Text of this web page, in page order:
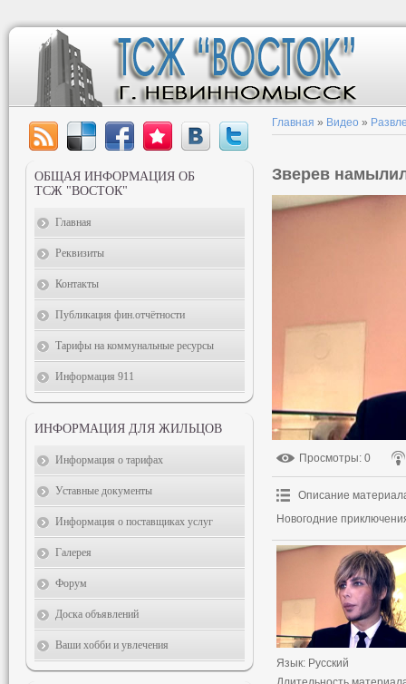
Главная » Видео »
Зверев
Просмотры: 0
Описание
Новогодние
Язык: Русский
ОБЩАЯ ИНФОРМАЦИЯ ОБ
ТСЖ "ВОСТОК"
Главная
Реквизиты
Контакты
Публикация фин.отчётности
Тарифы на коммунальные ресурсы
Информация 911
ИНФОРМАЦИЯ ДЛЯ ЖИЛЬЦОВ
Информация о тарифах
Уставные документы
Информация о поставщиках услуг
Галерея
Форум
Доска объявлений
Ваши хобби и увлечения